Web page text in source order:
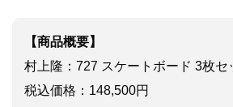
【商品概要】
村上隆：727 スケートボード 3枚セ
税込価格：148,500円